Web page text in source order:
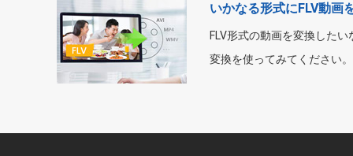
いかなる形式にFLV動画
FLV形式の動画を変換した
変換を使ってみてください。